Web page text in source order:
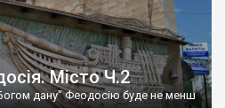
Місто Ч.2
дану" Феодосію буде не менш